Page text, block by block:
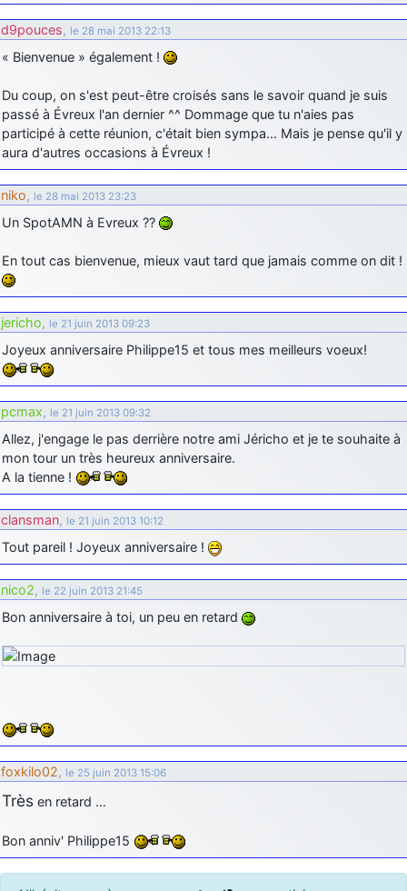
d9pouces, le 28 mai 2013 22:13
« Bienvenue » également !
Du coup, on s'est peut-être croisés sans le savoir quand je suis
passé à Évreux l'an dernier ^^ Dommage que tu n'aies pas
participé à cette réunion, c'était bien sympa… Mais je pense qu'il y
aura d'autres occasions à Évreux !
niko, le 28 mai 2013 23:23
Un SpotAMN à Evreux ??
En tout cas bienvenue, mieux vaut tard que jamais comme on dit !
jericho, le 21 juin 2013 09:23
Joyeux anniversaire Philippe15 et tous mes meilleurs voeux!
pcmax, le 21 juin 2013 09:32
Allez, j'engage le pas derrière notre ami Jéricho et je te souhaite à
mon tour un très heureux anniversaire.
A la tienne !
clansman, le 21 juin 2013 10:12
Tout pareil ! Joyeux anniversaire !
nico2, le 22 juin 2013 21:45
Bon anniversaire à toi, un peu en retard
foxkilo02, le 25 juin 2013 15:06
Très en retard …
Bon anniv' Philippe15